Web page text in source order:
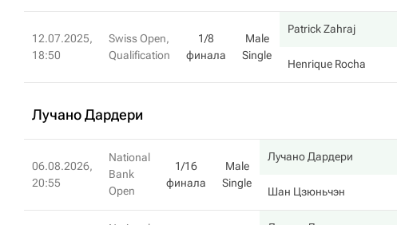
12.07.2025,
18:50
Swiss Open,
Qualification
1/8
финала
Male
Single
Patrick Zahraj
Henrique Rocha
Лучано Дардери
06.08.2026,
20:55
National
Bank
Open
1/16
финала
Male
Single
Лучано Дардери
Шан Цзюньчэн